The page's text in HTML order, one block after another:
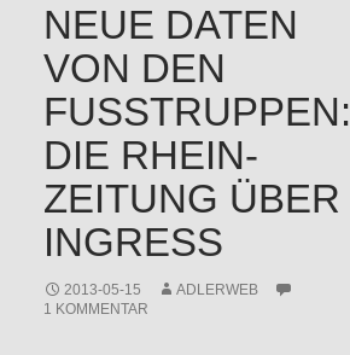
NEUE DATEN
VON DEN
FUSSTRUPPEN: D
IE RHEIN-Z
EITUNG ÜBER I
NGRESS
2013-05-15
ADLERWEB
1 KOMMENTAR